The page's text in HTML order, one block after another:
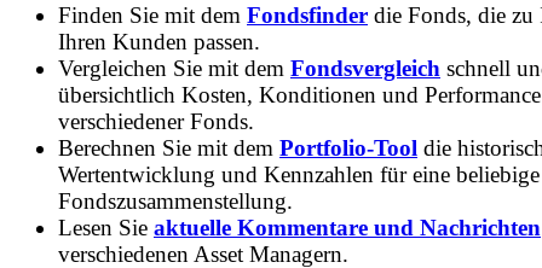
Finden Sie mit dem Fondsfinder die Fonds, die zu
Ihren Kunden passen.
Vergleichen Sie mit dem Fondsvergleich schnell
übersichtlich Kosten, Konditionen und Performance
verschiedener Fonds.
Berechnen Sie mit dem Portfolio-Tool die
Wertentwicklung und Kennzahlen für eine beliebige
Fondszusammenstellung.
Lesen Sie aktuelle Kommentare und Nachrichten
verschiedenen Asset Managern.